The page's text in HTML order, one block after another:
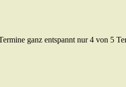
ganz entspannt nur 4 von 5